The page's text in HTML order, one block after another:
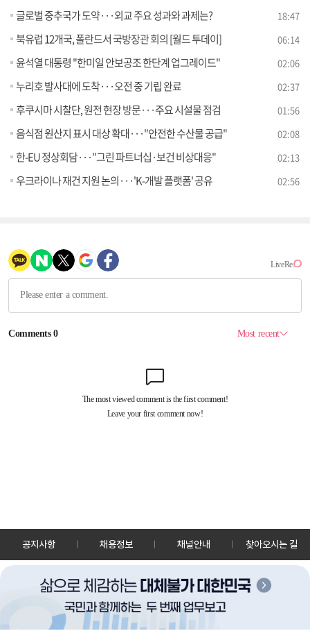
글로벌 중추국가 도약···외교 주요 성과와 과제는? 18:47
북유럽 12개국, 폴란드서 국방장관 회의 [월드 투데이] 06:14
윤석열 대통령 "한미일 안보공조 한단계 업그레이드" 02:06
누리호 발사대에 도착···오전 중 기립 완료 02:37
후쿠시마 시찰단, 원전 현장 방문···주요 시설물 점검 01:56
음식점 원산지 표시 대상 확대···"안전한 수산물 공급" 02:08
한-EU 정상회담···"그린 파트너십·보건 비상대응" 02:13
우크라이나 재건 지원 논의···'K-개발 플랫폼' 공유 02:56
공지사항 채용정보 채널안내 찾아오시는 길
30128 세종특별자치시 정부2청사로 13 한국정책방송원 KTV
TEL: 044-204-8000
Copyrightⓒ KTV 국민방송 All Rights Reserved.
PC버전 앱 다운로드